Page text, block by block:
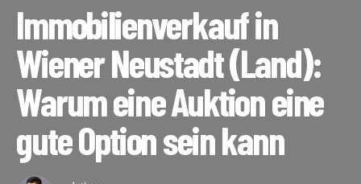
Immobilienverkauf in
Wiener Neustadt (Land):
Warum eine Auktion eine
gute Option sein kann